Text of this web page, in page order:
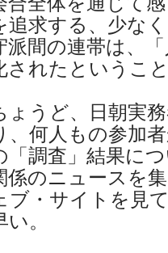
追求する、少な
派間の連帯は、
されたというこ
うど、日朝実
、何人もの参加
「調査」結果に
係のニュースを
ブ・サイトを見
。